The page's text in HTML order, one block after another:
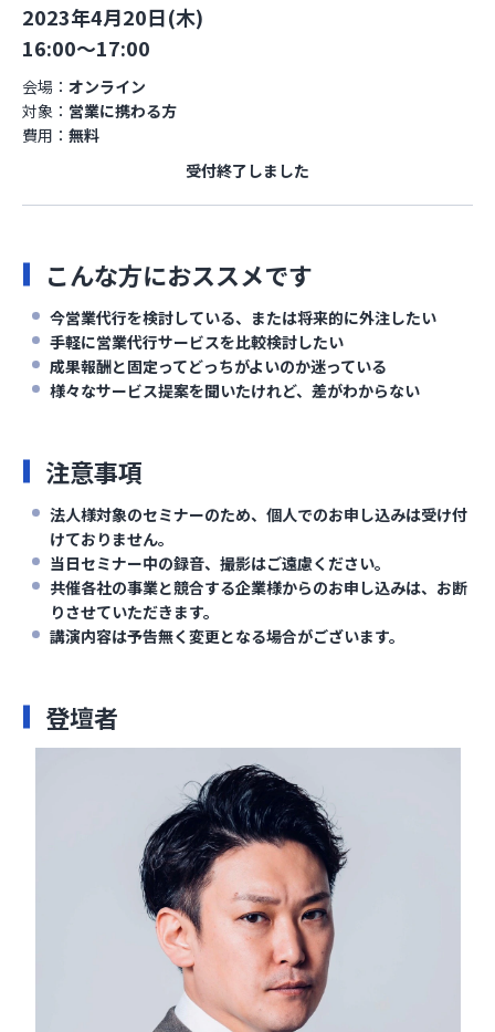
2023年4月20日(木)
16:00～17:00
会場： オンライン
対象： 営業に携わる方
費用： 無料
受付終了しました
こんな方におススメです
今営業代行を検討している、または将来的に外注したい
手軽に営業代行サービスを比較検討したい
成果報酬と固定ってどっちがよいのか迷っている
様々なサービス提案を聞いたけれど、差がわからない
注意事項
法人様対象のセミナーのため、個人でのお申し込みは受け付
けておりません。
当日セミナー中の録音、撮影はご遠慮ください。
共催各社の事業と競合する企業様からのお申し込みは、お断
りさせていただきます。
講演内容は予告無く変更となる場合がございます。
登壇者